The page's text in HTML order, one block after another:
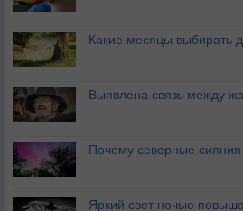
Какие месяцы выбирать
Выявлена связь между
Почему северные сияния
Яркий свет ночью